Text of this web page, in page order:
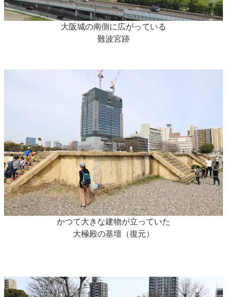
大阪城の南側に広がっている
難波宮跡
かつて大きな建物が立っていた
大極殿の基壇（復元）